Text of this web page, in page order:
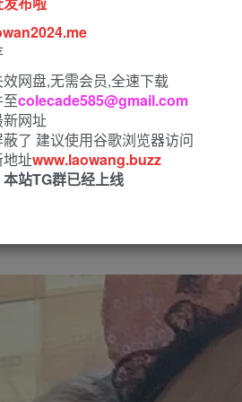
在网上发布了《尼尔：机械纪元
网盘,无需会员,全速下载
colecade585@gmail.com
网址
了 建议使用谷歌浏览器访问
址www.laowang.buzz
站TG群已经上线